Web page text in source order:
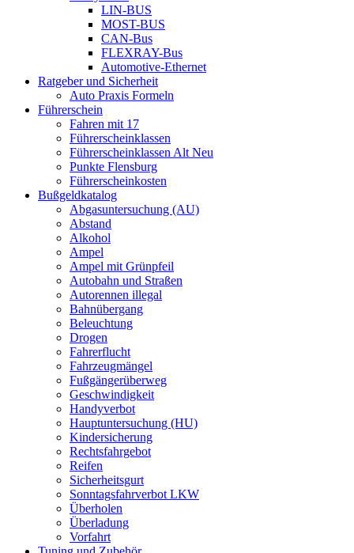
LIN-BUS
MOST-BUS
CAN-Bus
FLEXRAY-Bus
Automotive-Ethernet
Ratgeber und Sicherheit
Auto Praxis Formeln
Führerschein
Fahren mit 17
Führerscheinklassen
Führerscheinklassen Alt Neu
Punkte Flensburg
Führerscheinkosten
Bußgeldkatalog
Abgasuntersuchung (AU)
Abstand
Alkohol
Ampel
Ampel mit Grünpfeil
Autobahn und Straßen
Autorennen illegal
Bahnübergang
Beleuchtung
Drogen
Fahrerflucht
Fahrzeugmängel
Fußgängerüberweg
Geschwindigkeit
Handyverbot
Hauptuntersuchung (HU)
Kindersicherung
Rechtsfahrgebot
Reifen
Sicherheitsgurt
Sonntagsfahrverbot LKW
Überholen
Überladung
Vorfahrt